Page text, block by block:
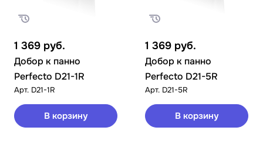
1 369 руб.
Добор к панно
Perfecto D21-1R
Арт. D21-1R
В корзину
1 369 руб.
Добор к панно
Perfecto D21-5R
Арт. D21-5R
В корзину